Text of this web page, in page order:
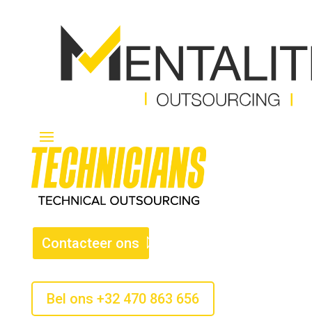
Contacteer ons
Bel ons +32 470 863 656